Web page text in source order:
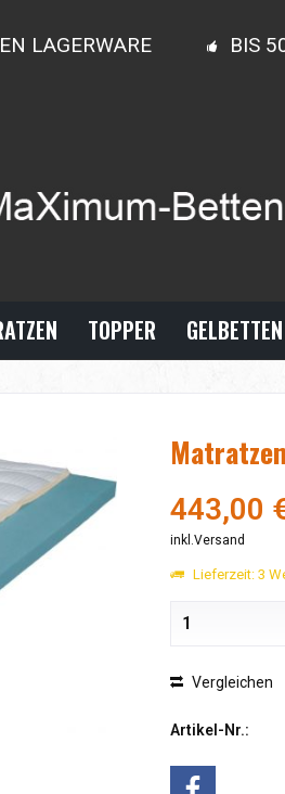
LAGERWARE BIS
TOPPER GELBETTEN
443,00
inkl.Versand
Lieferzeit: 3
Vergleichen
Artikel-Nr.: